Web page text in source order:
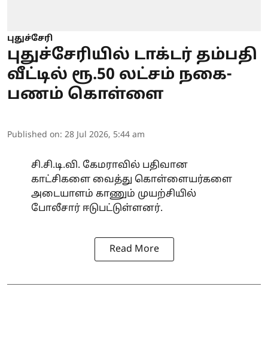
புதுச்சேரி
புதுச்சேரியில் டாக்டர் தம்பதி
வீட்டில் ரூ.50 லட்சம் நகை-
பணம் கொள்ளை
Published on: 28 Jul 2026, 5:44 am
சி.சி.டி.வி. கேமராவில் பதிவான
காட்சிகளை வைத்து கொள்ளையர்களை
அடையாளம் காணும் முயற்சியில்
போலீசார் ஈடுபட்டுள்ளனர்.
Read More